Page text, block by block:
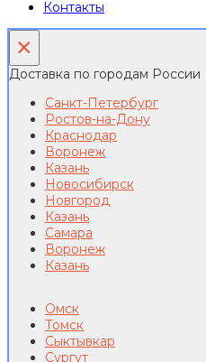
Контакты
×
Доставка по городам России
Санкт-Петербург
Ростов-на-Дону
Краснодар
Воронеж
Казань
Новосибирск
Новгород
Казань
Самара
Воронеж
Казань
Омск
Томск
Сыктывкар
Сургут